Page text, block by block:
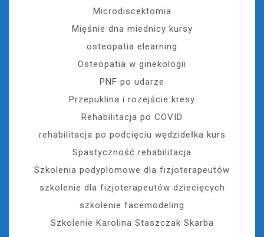
Microdiscektomia
Mięśnie dna miednicy kursy
osteopatia elearning
Osteopatia w ginekologii
PNF po udarze
Przepuklina i rozejście kresy
Rehabilitacja po COVID
rehabilitacja po podcięciu wędzidełka kurs
Spastyczność rehabilitacja
Szkolenia podyplomowe dla fizjoterapeutów
szkolenie dla fizjoterapeutów dziecięcych
szkolenie facemodeling
Szkolenie Karolina Staszczak Skarba